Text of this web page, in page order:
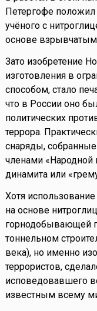
Петергофе
учёного с
основе
Зато изобретение
изготовления в
способом, стало
что в России оно
политических
террора.
снаряды,
членами «Народной
динамита или
Хотя
на основе
горнодобывающей
тоннельном
века), но именно
террористов,
исповедовавшего
известным всему